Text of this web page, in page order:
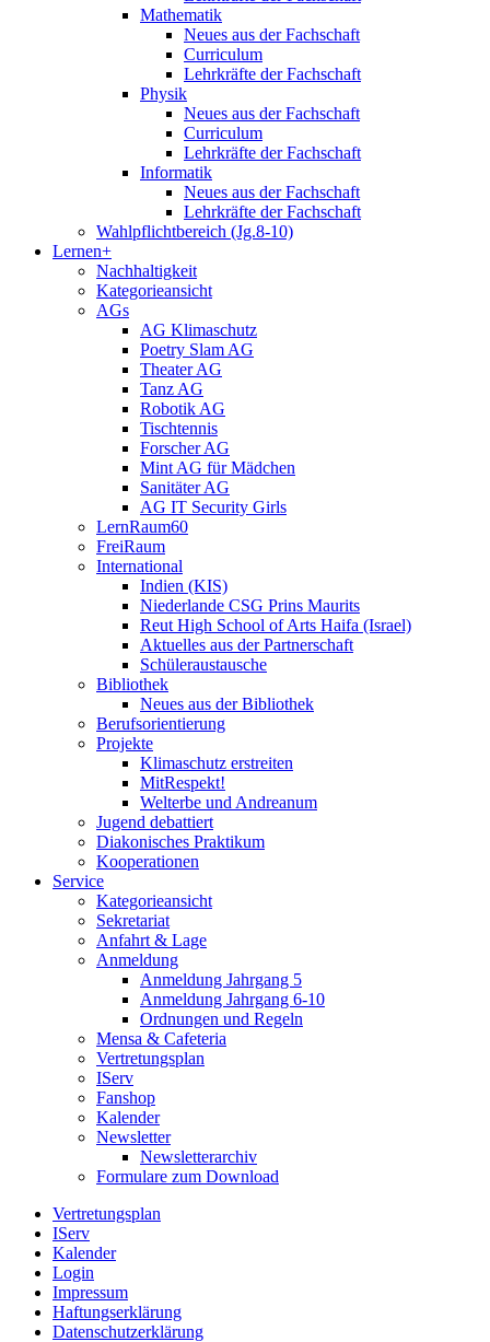
Mathematik
Neues aus der Fachschaft
Curriculum
Lehrkräfte der Fachschaft
Physik
Neues aus der Fachschaft
Curriculum
Lehrkräfte der Fachschaft
Informatik
Neues aus der Fachschaft
Lehrkräfte der Fachschaft
Wahlpflichtbereich (Jg.8-10)
Lernen+
Nachhaltigkeit
Kategorieansicht
AGs
AG Klimaschutz
Poetry Slam AG
Theater AG
Tanz AG
Robotik AG
Tischtennis
Forscher AG
Mint AG für Mädchen
Sanitäter AG
AG IT Security Girls
LernRaum60
FreiRaum
International
Indien (KIS)
Niederlande CSG Prins Maurits
Reut High School of Arts Haifa (Israel)
Aktuelles aus der Partnerschaft
Schüleraustausche
Bibliothek
Neues aus der Bibliothek
Berufsorientierung
Projekte
Klimaschutz erstreiten
MitRespekt!
Welterbe und Andreanum
Jugend debattiert
Diakonisches Praktikum
Kooperationen
Service
Kategorieansicht
Sekretariat
Anfahrt & Lage
Anmeldung
Anmeldung Jahrgang 5
Anmeldung Jahrgang 6-10
Ordnungen und Regeln
Mensa & Cafeteria
Vertretungsplan
IServ
Fanshop
Kalender
Newsletter
Newsletterarchiv
Formulare zum Download
Vertretungsplan
IServ
Kalender
Login
Impressum
Haftungserklärung
Datenschutzerklärung